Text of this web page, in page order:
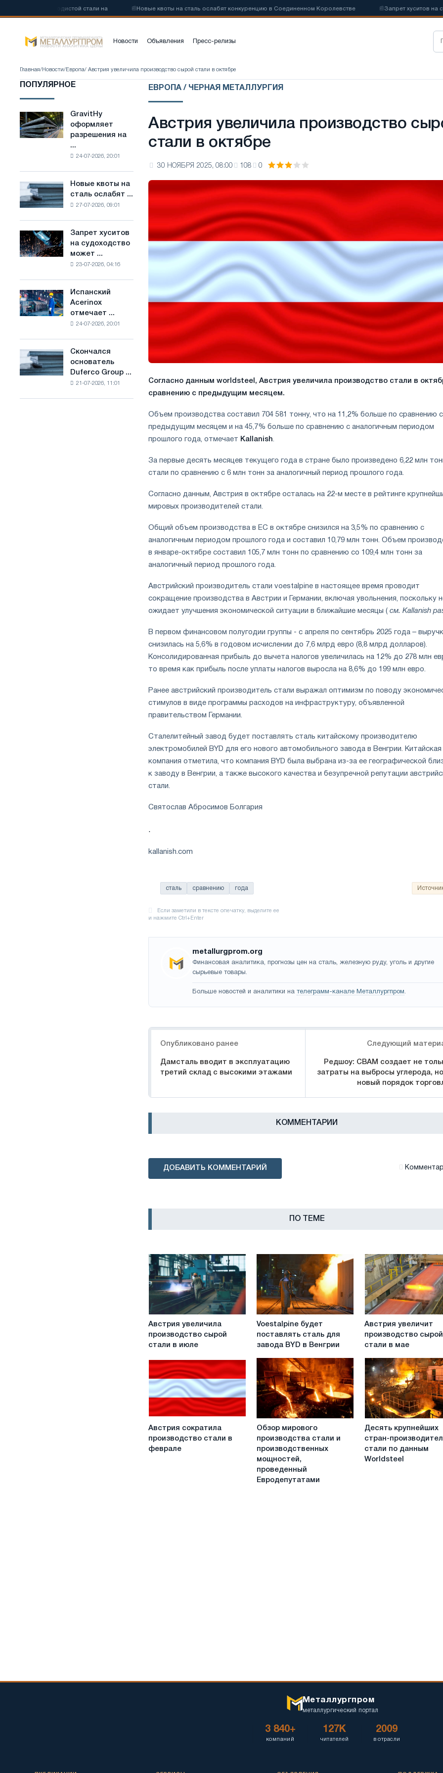
низкоуглеродистой стали на Новые квоты на сталь ослабят конкуренцию в Соединенном Королевстве Запрет хуситов на
Новости Объявления Пресс-релизы
Главная/ Новости/ Европа/ Австрия увеличила производство сырой стали в октябре
ПОПУЛЯРНОЕ
GravitHy
оформляет
разрешения
строительство
производству
низкоуглеродистой
на
основе
водорода
во
GravitHy
оформляет
разрешения на
...
24-07-2026, 20:01
Новые
квоты
на
конкуренцию
в
Новые квоты на
сталь ослабят ...
27-07-2026, 09:01
Запрет
хуситов
на
импорт
Саудовской
Запрет хуситов
на судоходство
может ...
23-07-2026, 04:16
Испанский
Acerinox
отмечает
положительную
втором
полугодии
мерам
Испанский
Acerinox
отмечает ...
24-07-2026, 20:01
Скончался
основатель
Duferco
Скончался
основатель
Duferco Group ...
21-07-2026, 11:01
ЕВРОПА / ЧЕРНАЯ МЕТАЛЛУРГИЯ
Австрия увеличила производство
стали в октябре
30 НОЯБРЯ 2025, 08:00 108 0
Согласно данным worldsteel, Австрия увеличила производство стали в
сравнению с предыдущим месяцем.
Объем производства составил 704 581 тонну, что на 11,2% больше по сравнению с
предыдущим месяцем и на 45,7% больше по сравнению с аналогичным периодом
прошлого года, отмечает Kallanish.
За первые десять месяцев текущего года в стране было произведено 6,22 млн
стали по сравнению с 6 млн тонн за аналогичный период прошлого года.
Согласно данным, Австрия в октябре осталась на 22-м месте в рейтинге
мировых производителей стали.
Общий объем производства в ЕС в октябре снизился на 3,5% по сравнению с
аналогичным периодом прошлого года и составил 10,79 млн тонн. Объем
в январе-октябре составил 105,7 млн тонн по сравнению со 109,4 млн тонн за
аналогичный период прошлого года.
Австрийский производитель стали voestalpine в настоящее время проводит
сокращение производства в Австрии и Германии, включая увольнения, поскольку
ожидает улучшения экономической ситуации в ближайшие месяцы ( см. Kallanish
В первом финансовом полугодии группы - с апреля по сентябрь 2025 года –
снизилась на 5,6% в годовом исчислении до 7,6 млрд евро (8,8 млрд долларов).
Консолидированная прибыль до вычета налогов увеличилась на 12% до 278 млн
то время как прибыль после уплаты налогов выросла на 8,6% до 199 млн евро.
Ранее австрийский производитель стали выражал оптимизм по поводу
стимулов в виде программы расходов на инфраструктуру, объявленной
правительством Германии.
Сталелитейный завод будет поставлять сталь китайскому производителю
электромобилей BYD для его нового автомобильного завода в Венгрии. Китайская
компания отметила, что компания BYD была выбрана из-за ее географической
к заводу в Венгрии, а также высокого качества и безупречной репутации
стали.
Святослав Абросимов Болгария
.
kallanish.com
сталь сравнению года
metallurgprom.org
Финансовая аналитика, прогнозы цен на сталь, железную руду, уголь и другие
сырьевые товары.
Больше новостей и аналитики на телеграмм-канале Металлургпром.
Опубликовано ранее
Дамсталь вводит в эксплуатацию
третий склад с высокими этажами
Следующий
Редшоу: CBAM создает не
затраты на выбросы углерода,
новый порядок
КОММЕНТАРИИ
ДОБАВИТЬ КОММЕНТАРИЙ
ПО ТЕМЕ
Австрия
увеличила
производство
стали
в
июле
Австрия увеличила
производство сырой
стали в июле
Voestalpine
поставлять
сталь
для
завода
BYD
в
Венгрии
Voestalpine будет
поставлять сталь для
завода BYD в Венгрии
Австрия
увеличит
производство
стали
в
мае
Австрия увеличит
производство сырой
стали в мае
Австрия
сократила
производство
стали
Австрия сократила
производство стали в
феврале
Обзор
мирового
производства
стали
производственных
мощностей,
Обзор мирового
производства стали и
производственных
мощностей,
проведенный
Евродепутатами
Десять
крупнейших
стран-
производителей
Десять крупнейших
стран-
стали по данным
Worldsteel
Металлургпром
металлургический портал
3 840+
компаний
127K
читателей
2009
в отрасли